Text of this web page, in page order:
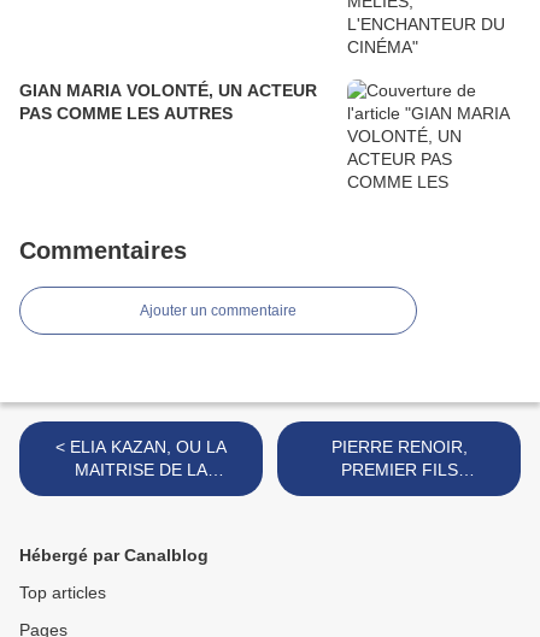
GIAN MARIA VOLONTÉ, UN ACTEUR
PAS COMME LES AUTRES
Commentaires
Ajouter un commentaire
< ELIA KAZAN, OU LA
MAITRISE DE LA
DIRECTION D'ACTEURS
PIERRE RENOIR,
PREMIER FILS
D'AUGUSTE RENOIR >
Hébergé par Canalblog
Top articles
Pages